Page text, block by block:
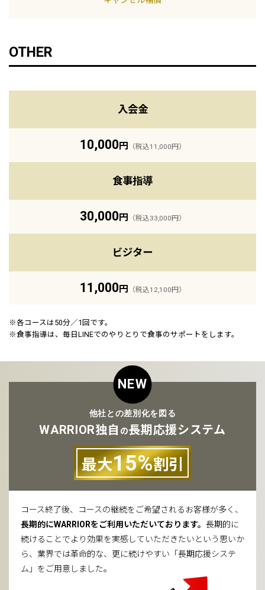
OTHER
入会金
10,000円 （税込11,000円）
食事指導
30,000円 （税込33,000円）
ビジター
11,000円 （税込12,100円）
※各コースは50分／1回です。
※食事指導は、毎日LINEでのやりとりで食事のサポートをします。
NEW
他社との差別化を図る
WARRIOR独自 の長期応援システム
最大15%割引
コース終了後、コースの継続をご希望されるお客様が多く、
長期的にWARRIORをご利用いただいております。 長期的に
続けることでより効果を実感していただきたいと いう思いか
ら、業界では革命的な、更に続けやすい 「長期応援システ
ム」をご用意しました。